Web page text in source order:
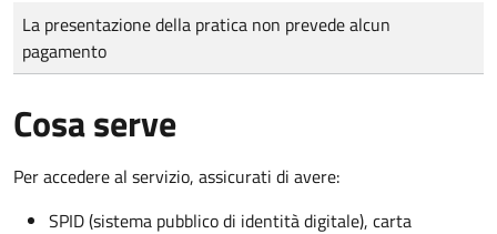
Tipo di pagamento
Importo
La presentazione della pratica non prevede alcun
pagamento
Cosa serve
Per accedere al servizio, assicurati di avere:
SPID (sistema pubblico di identità digitale), carta